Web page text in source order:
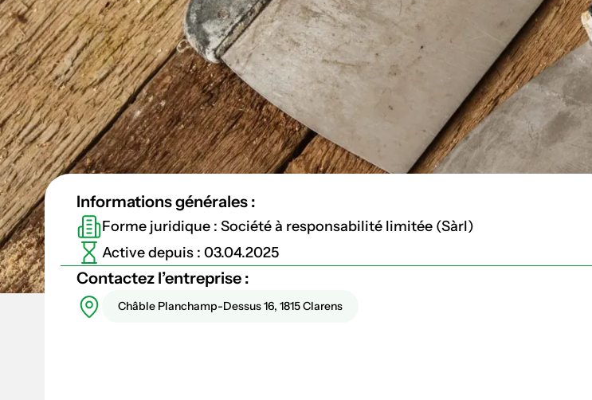
Informations générales :
Forme juridique : Société à responsabilité limitée (Sàrl)
Active depuis : 03.04.2025
Contactez l’entreprise :
Châble Planchamp-Dessus 16, 1815 Clarens